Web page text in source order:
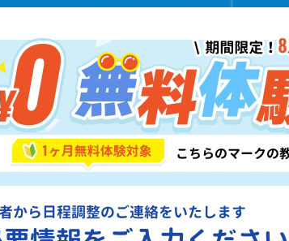
から日程調整のご連絡をいたします